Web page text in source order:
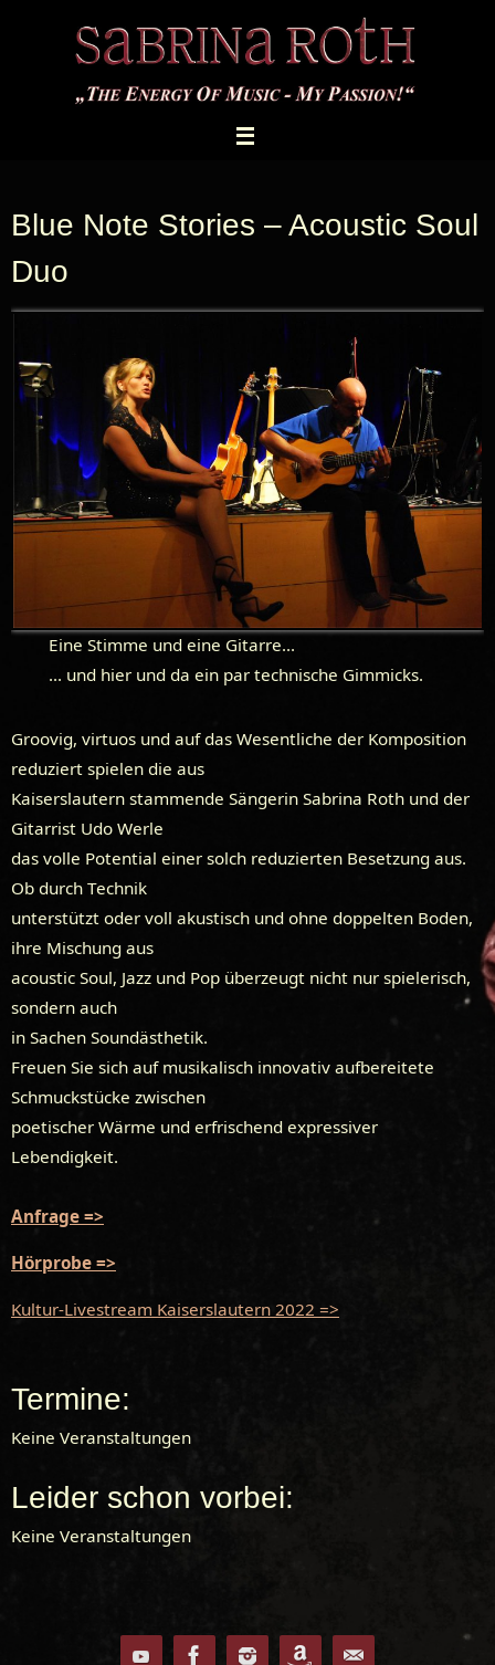
Blue Note Stories – Acoustic Soul
Duo
Eine Stimme und eine Gitarre…
… und hier und da ein par technische Gimmicks.
Groovig, virtuos und auf das Wesentliche der Komposition
reduziert spielen die aus
Kaiserslautern stammende Sängerin Sabrina Roth und der
Gitarrist Udo Werle
das volle Potential einer solch reduzierten Besetzung aus.
Ob durch Technik
unterstützt oder voll akustisch und ohne doppelten Boden,
ihre Mischung aus
acoustic Soul, Jazz und Pop überzeugt nicht nur spielerisch,
sondern auch
in Sachen Soundästhetik.
Freuen Sie sich auf musikalisch innovativ aufbereitete
Schmuckstücke zwischen
poetischer Wärme und erfrischend expressiver
Lebendigkeit.
Anfrage =>
Hörprobe =>
Kultur-Livestream Kaiserslautern 2022 =>
Termine:
Keine Veranstaltungen
Leider schon vorbei:
Keine Veranstaltungen